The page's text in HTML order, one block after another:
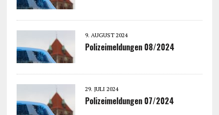
9. AUGUST 2024
Polizeimeldungen 08/2024
29. JULI 2024
Polizeimeldungen 07/2024